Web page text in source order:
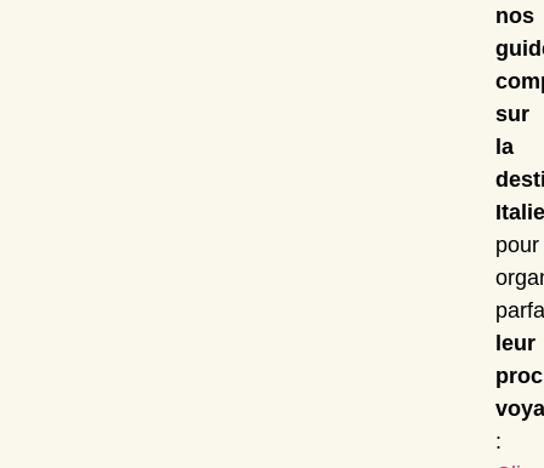
nos
sur
la
Italie
pour
leur
: